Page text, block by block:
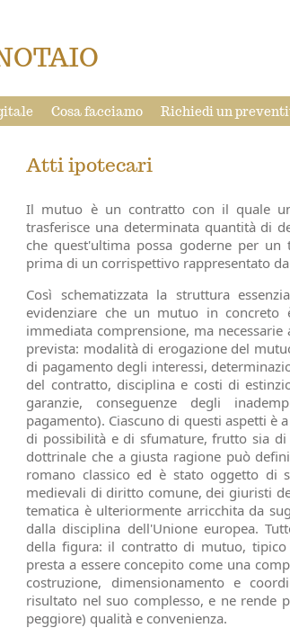
Cosa facciamo Richiedi un
Atti ipotecari
Il mutuo è un contratto con il quale
trasferisce una determinata quantità di
che quest'ultima possa goderne per
prima di un corrispettivo rappresentato
Così schematizzata la struttura
evidenziare che un mutuo in
immediata comprensione, ma
prevista: modalità di erogazione del
di pagamento degli interessi,
del contratto, disciplina e costi di
garanzie, conseguenze degli
pagamento). Ciascuno di questi aspetti è
di possibilità e di sfumature, frutto sia
dottrinale che a giusta ragione può
romano classico ed è stato oggetto di
medievali di diritto comune, dei giuristi
tematica è ulteriormente arricchita da
dalla disciplina dell'Unione europea.
della figura: il contratto di mutuo,
presta a essere concepito come una
costruzione, dimensionamento e
risultato nel suo complesso, e ne rende
peggiore) qualità e convenienza.